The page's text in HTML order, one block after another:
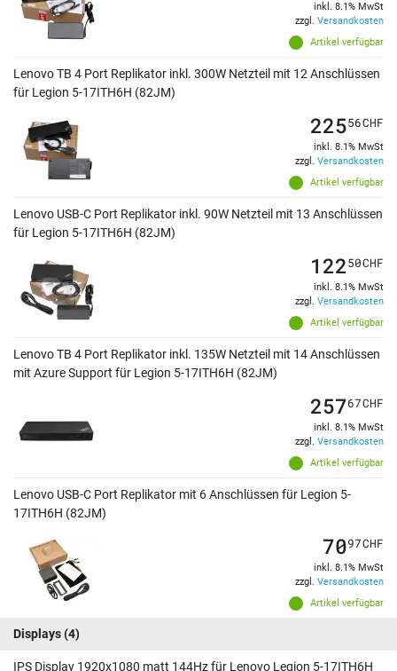
Artikel verfügbar
inkl. 8.1% MwSt
zzgl. Versandkosten
Lenovo TB 4 Port Replikator inkl. 300W Netzteil mit 12 Anschlüssen
für Legion 5-17ITH6H (82JM)
Artikel verfügbar
22556CHF
inkl. 8.1% MwSt
zzgl. Versandkosten
Lenovo USB-C Port Replikator inkl. 90W Netzteil mit 13 Anschlüssen
für Legion 5-17ITH6H (82JM)
Artikel verfügbar
12250CHF
inkl. 8.1% MwSt
zzgl. Versandkosten
Lenovo TB 4 Port Replikator inkl. 135W Netzteil mit 14 Anschlüssen
mit Azure Support für Legion 5-17ITH6H (82JM)
Artikel verfügbar
25767CHF
inkl. 8.1% MwSt
zzgl. Versandkosten
Lenovo USB-C Port Replikator mit 6 Anschlüssen für Legion 5-
17ITH6H (82JM)
Artikel verfügbar
7097CHF
inkl. 8.1% MwSt
zzgl. Versandkosten
Displays(4)
IPS Display 1920x1080 matt 144Hz für Lenovo Legion 5-17ITH6H